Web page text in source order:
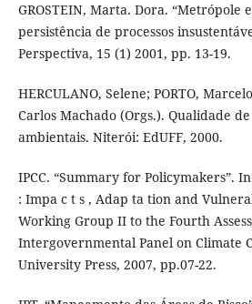
GROSTEIN, Marta. Dora. “Metrópole
persistência de processos
Perspectiva, 15 (1) 2001, pp. 13-19.
HERCULANO, Selene; PORTO,
Carlos Machado (Orgs.). Qualidade
ambientais. Niterói: EdUFF, 2000.
IPCC. “Summary for Policymakers”.
: Impa c t s , Adap ta tion and
Working Group II to the Fourth
Intergovernmental Panel on Climate
University Press, 2007, pp.07-22.